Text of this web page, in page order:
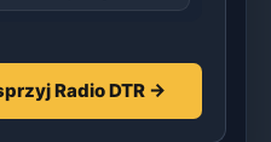
Radio DTR →